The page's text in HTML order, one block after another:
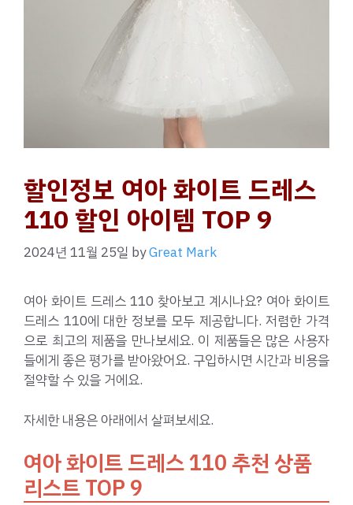
할인정보 여아 화이트 드레스
110 할인 아이템 TOP 9
2024년 11월 25일 byGreat Mark
여아 화이트 드레스 110 찾아보고 계시나요? 여아 화이트
드레스 110에 대한 정보를 모두 제공합니다. 저렴한 가격
으로 최고의 제품을 만나보세요. 이 제품들은 많은 사용자
들에게 좋은 평가를 받아왔어요. 구입하시면 시간과 비용을
절약할 수 있을 거에요.
자세한 내용은 아래에서 살펴보세요.
여아 화이트 드레스 110 추천 상품
리스트 TOP 9